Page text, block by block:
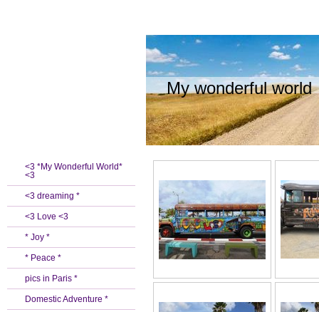
My wonderful world
<3 *My Wonderful World*
<3
<3 dreaming *
<3 Love <3
* Joy *
* Peace *
pics in Paris *
Domestic Adventure *